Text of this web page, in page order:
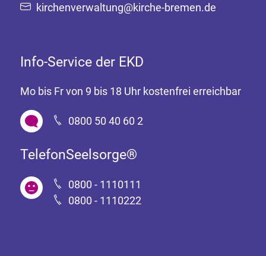
kirchenverwaltung@kirche-bremen.de
Info-Service der EKD
Mo bis Fr von 9 bis 18 Uhr kostenfrei erreichbar
0800 50 40 60 2
TelefonSeelsorge®
0800 - 1110111
0800 - 1110222